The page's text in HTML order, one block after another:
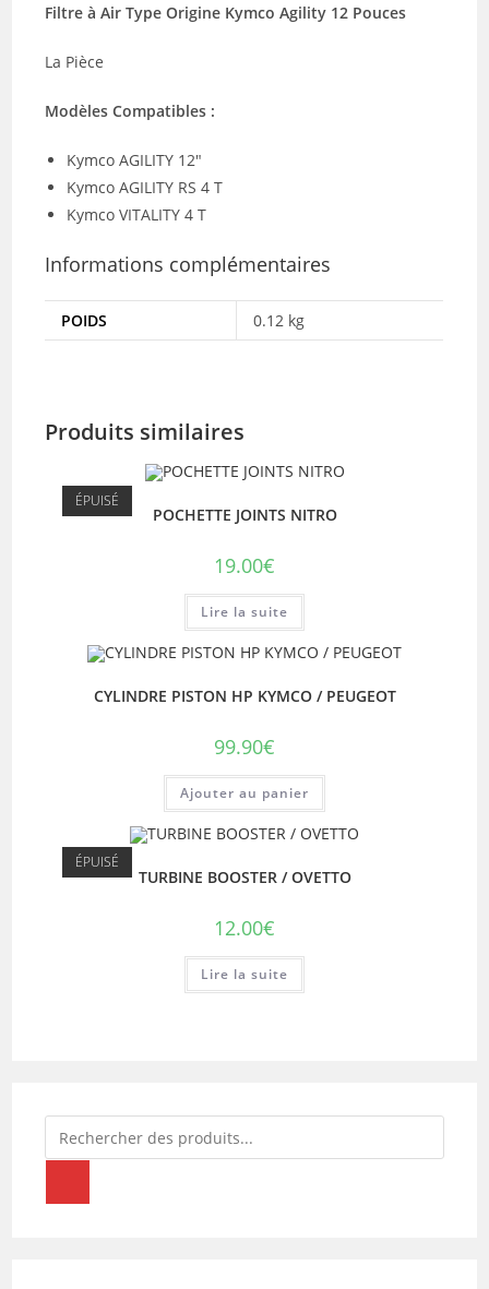
Filtre à Air Type Origine Kymco Agility 12 Pouces
La Pièce
Modèles Compatibles :
Kymco AGILITY 12″
Kymco AGILITY RS 4 T
Kymco VITALITY 4 T
Informations complémentaires
POIDS 0.12 kg
Produits similaires
ÉPUISÉ
POCHETTE JOINTS NITRO
19.00€
Lire la suite
CYLINDRE PISTON HP KYMCO / PEUGEOT
99.90€
Ajouter au panier
ÉPUISÉ
TURBINE BOOSTER / OVETTO
12.00€
Lire la suite
Recherche
de